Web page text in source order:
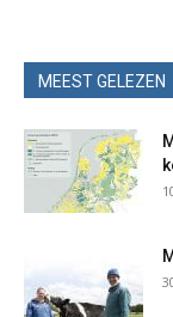
MEEST GELEZEN